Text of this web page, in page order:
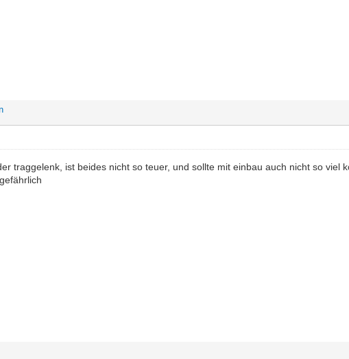
traggelenk, ist beides nicht so teuer, und sollte mit einbau auch nicht so viel